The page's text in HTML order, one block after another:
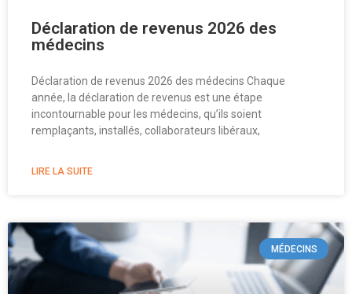
Déclaration de revenus 2026 des
médecins
Déclaration de revenus 2026 des médecins Chaque
année, la déclaration de revenus est une étape
incontournable pour les médecins, qu’ils soient
remplaçants, installés, collaborateurs libéraux,
LIRE LA SUITE
MÉDECINS